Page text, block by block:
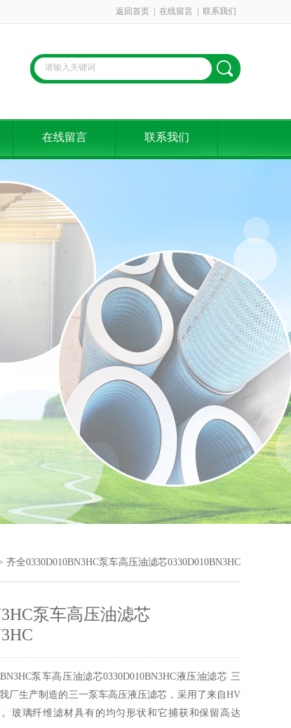
返回首页 在线留言 联系我们
在线留言 联系我们
齐全0330D010BN3HC泵车高压油滤芯0330D010BN3HC
泵车高压油滤芯
泵车高压油滤芯0330D010BN3HC液压油滤芯 三
厂生产制造的三一泵车高压液压滤芯，采用了来自HV
玻璃纤维滤材具有的均匀形状和它捕获和保留高达